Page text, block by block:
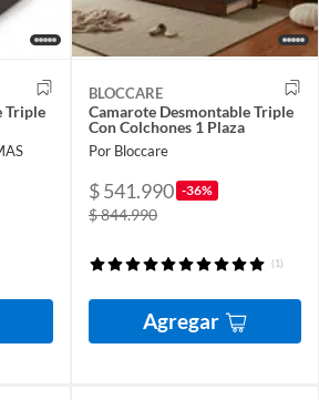
Triple
BLOCCARE
Camarote Desmontable Triple
Con Colchones 1 Plaza
Por Bloccare
$ 541.990 -36%
$ 844.990
(1)
Agregar